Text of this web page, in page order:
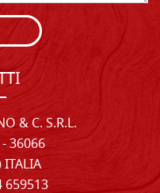
& C. S.R.L.
36066
659513